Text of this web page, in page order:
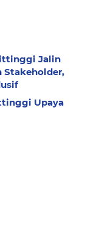
Jalin
Stakeholder,
Upaya